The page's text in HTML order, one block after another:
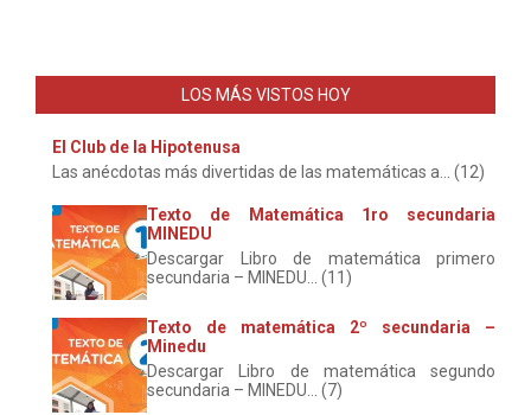
LOS MÁS VISTOS HOY
El Club de la Hipotenusa
Las anécdotas más divertidas de las matemáticas a... (12)
Texto de Matemática 1ro secundaria
MINEDU
Descargar Libro de matemática primero
secundaria – MINEDU... (11)
Texto de matemática 2º secundaria –
Minedu
Descargar Libro de matemática segundo
secundaria – MINEDU... (7)